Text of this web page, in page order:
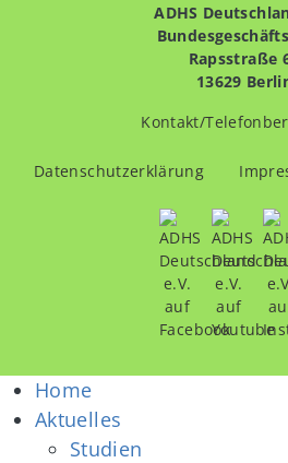
ADHS
Rapsstraße
13629
Kontakt/
Fußzeilenmenü
Datenschutzerklärung
Home
Aktuelles
Studien